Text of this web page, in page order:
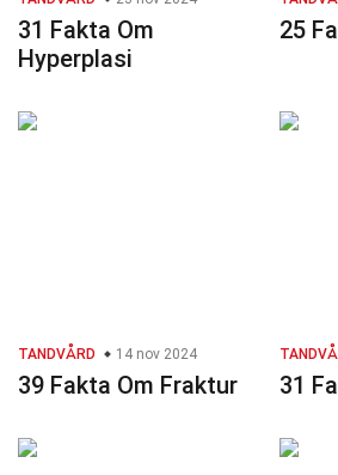
31 Fakta Om
Hyperplasi
25
TANDVÅRD 14 nov 2024
39 Fakta Om Fraktur 31